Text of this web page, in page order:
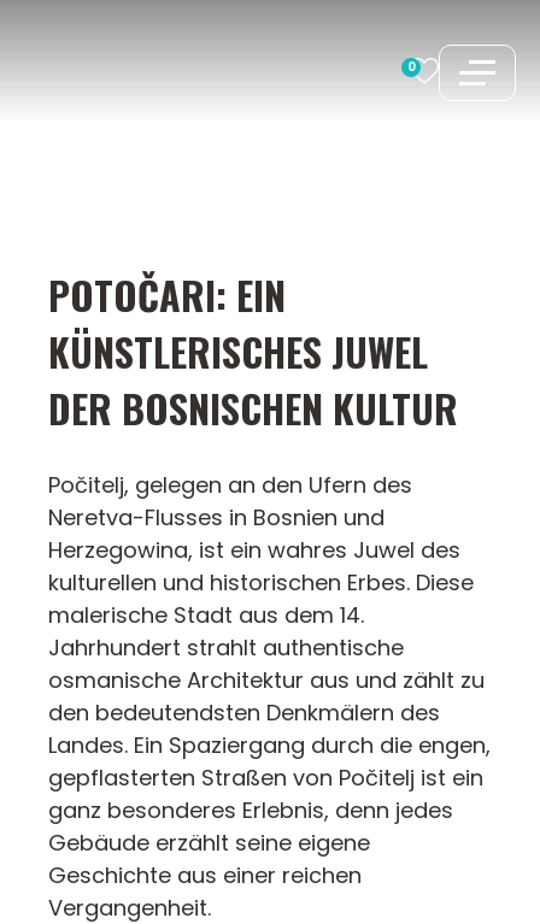
0
POTOČARI: EIN
KÜNSTLERISCHES JUWEL
DER BOSNISCHEN KULTUR
Počitelj, gelegen an den Ufern des
Neretva-Flusses in Bosnien und
Herzegowina, ist ein wahres Juwel des
kulturellen und historischen Erbes. Diese
malerische Stadt aus dem 14.
Jahrhundert strahlt authentische
osmanische Architektur aus und zählt zu
den bedeutendsten Denkmälern des
Landes. Ein Spaziergang durch die engen,
gepflasterten Straßen von Počitelj ist ein
ganz besonderes Erlebnis, denn jedes
Gebäude erzählt seine eigene
Geschichte aus einer reichen
Vergangenheit.